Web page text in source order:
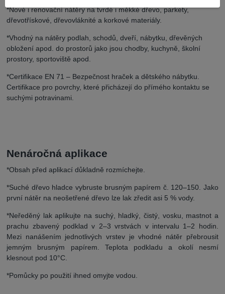
*Nové i renovační nátěry na tvrdé i měkké dřevo, parkety,
dřevotřískové, dřevovláknité a korkové materiály.
*Vhodný na nátěry podlah, schodů, dveří, nábytku, dřevěných
obložení apod. do prostorů jako jsou chodby, kuchyně, školní
prostory, sportoviště apod.
*Certifikace EN 71 – Bezpečnost hraček a dětského nábytku.
Certifikace pro povrchy, které přicházejí do přímého kontaktu se
suchými potravinami.
Nenáročná aplikace
*Obsah před aplikací důkladně rozmíchejte.
*Suché dřevo hladce vybruste brusným papírem č. 120–150. Jako
první nátěr na neošetřené dřevo lze lak zředit asi 5 % vody.
*Neředěný lak aplikujte na suchý, hladký, čistý, vosku, mastnot a
prachu zbavený podklad v 2–3 vrstvách v intervalu 1–2 hodin.
Mezi nanášením jednotlivých vrstev je vhodné nátěr přebrousit
jemným brusným papírem. Teplota podkladu a okolí nesmí
klesnout pod 10°C.
*Pomůcky po použití ihned omyjte vodou.